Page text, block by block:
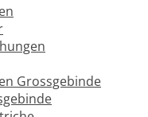
Grossgebinde